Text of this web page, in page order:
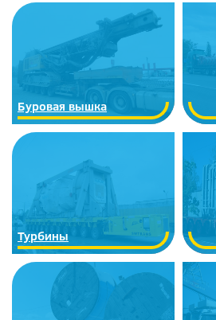
Буровая вышка
Турбины